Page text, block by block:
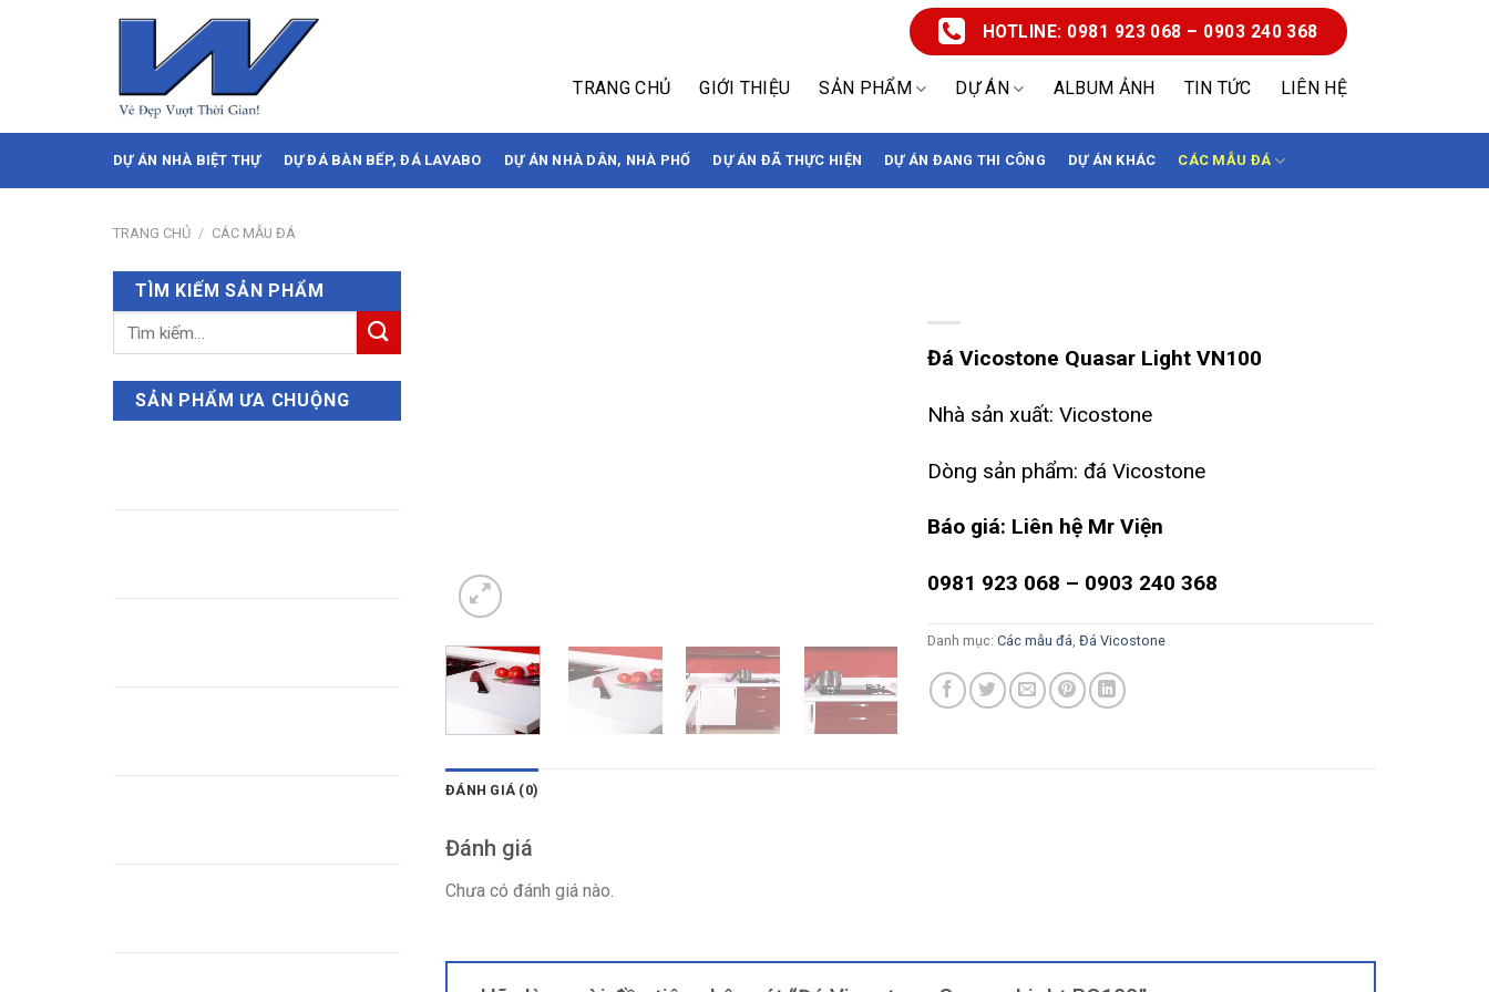
TRANG CHỦ
GIỚI THIỆU SẢN PHẨM DỰ ÁN ALBUM ẢNH TIN TỨC LIÊN HỆ
HOTLINE: 0981 923 068 – 0903 240 368
DỰ ÁN NHÀ BIỆT THỰ DỰ ĐÁ BÀN BẾP, ĐÁ LAVABO DỰ ÁN NHÀ DÂN, NHÀ PHỐ DỰ ÁN ĐÃ THỰC HIỆN DỰ ÁN ĐANG THI CÔNG DỰ ÁN KHÁC CÁC MẪU ĐÁ
TRANG CHỦ / CÁC MẪU ĐÁ
TÌM KIẾM SẢN PHẨM
Tìm
SẢN PHẨM ƯA CHUỘNG
Đá Vicostone Quasar Light VN100
Nhà sản xuất: Vicostone
Dòng sản phẩm: đá Vicostone
Báo giá: Liên hệ Mr Viện
0981 923 068 – 0903 240 368
Danh mục: Các mẫu đá Đá Vicostone
ĐÁNH GIÁ (0)
Đánh giá
Chưa có đánh giá nào.